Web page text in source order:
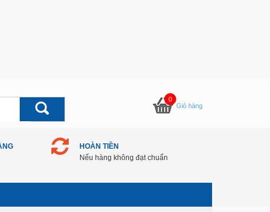
0
Giỏ hàng
HOÀN TIỀN
Nếu hàng không đạt chuẩn